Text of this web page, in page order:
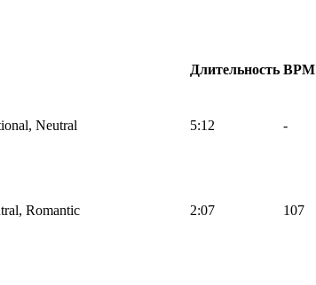
Длительность BPM
Neutral 5:12 -
Romantic 2:07 107